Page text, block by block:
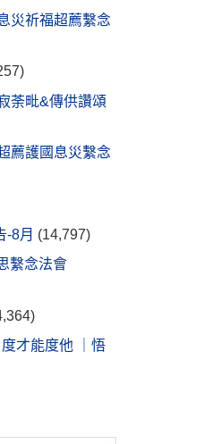
災祈福超薦繫念
荼毗&傳供讚頌
薦護國息災繫念
-8月 (14,797)
繫念法會
才能度他 ｜悟